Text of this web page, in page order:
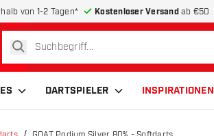
von 1-2 Tagen* Kostenloser Versandab €50
suchen
DARTSPIELER INSPIRATIONEN